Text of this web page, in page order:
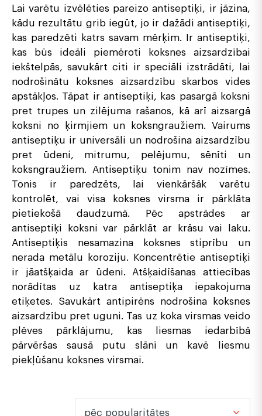
Lai varētu izvēlēties pareizo antiseptiķi, ir jāzina,
kādu rezultātu grib iegūt, jo ir dažādi antiseptiķi,
kas paredzēti katrs savam mērķim. Ir antiseptiķi,
kas būs ideāli piemēroti koksnes aizsardzībai
iekštelpās, savukārt citi ir speciāli izstrādāti, lai
nodrošinātu koksnes aizsardzību skarbos vides
apstākļos. Tāpat ir antiseptiķi, kas pasargā koksni
pret trupes un zilējuma rašanos, kā arī aizsargā
koksni no ķirmjiem un koksngraužiem. Vairums
antiseptiķu ir universāli un nodrošina aizsardzību
pret ūdeni, mitrumu, pelējumu, sēnīti un
koksngraužiem. Antiseptiķu tonim nav nozīmes.
Tonis ir paredzēts, lai vienkāršāk varētu
kontrolēt, vai visa koksnes virsma ir pārklāta
pietiekošā daudzumā. Pēc apstrādes ar
antiseptiķi koksni var pārklāt ar krāsu vai laku.
Antiseptiķis nesamazina koksnes stiprību un
nerada metālu koroziju. Koncentrētie antiseptiķi
ir jāatšķaida ar ūdeni. Atšķaidīšanas attiecības
norādītas uz katra antiseptiķa iepakojuma
etiķetes. Savukārt antipirēns nodrošina koksnes
aizsardzību pret uguni. Tas uz koka virsmas veido
plēves pārklājumu, kas liesmas iedarbībā
pārvēršas sausā putu slānī un kavē liesmu
piekļūšanu koksnes virsmai.
pēc popularitātes